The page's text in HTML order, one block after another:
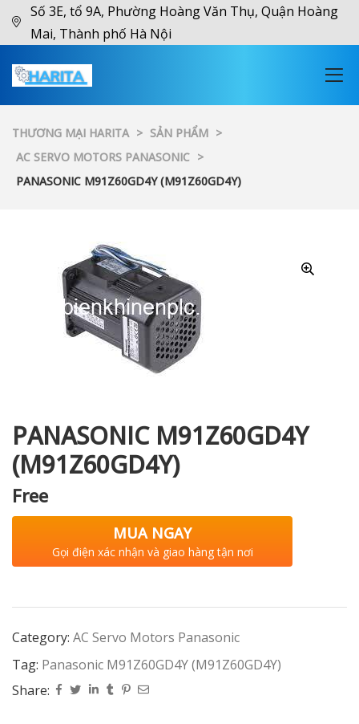
Số 3E, tổ 9A, Phường Hoàng Văn Thụ, Quận Hoàng
Mai, Thành phố Hà Nội
THƯƠNG MẠI HARITA > SẢN PHẨM >
AC SERVO MOTORS PANASONIC >
PANASONIC M91Z60GD4Y (M91Z60GD4Y)
PANASONIC M91Z60GD4Y
(M91Z60GD4Y)
Free
MUA NGAY
Gọi điện xác nhận và giao hàng tận nơi
Category: AC Servo Motors Panasonic
Tag: Panasonic M91Z60GD4Y (M91Z60GD4Y)
Share: